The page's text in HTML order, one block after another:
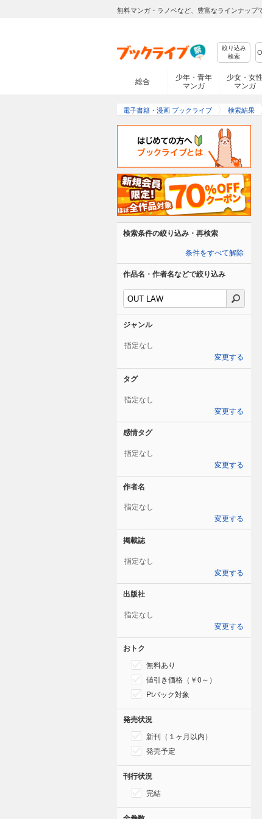
無料マンガ・ラノベなど、豊富なラインナップ
絞り込み
検索
総合
少年・青年
マンガ
少女・女性
マンガ
電子書籍・漫画 ブックライブ 検索結果
検索条件の絞り込み・再検索
条件をすべて解除
作品名・作者名などで絞り込み
ジャンル
指定なし
変更する
タグ
指定なし
変更する
感情タグ
指定なし
変更する
作者名
指定なし
変更する
掲載誌
指定なし
変更する
出版社
指定なし
変更する
おトク
無料あり
値引き価格（￥0～）
Ptバック対象
発売状況
新刊（１ヶ月以内）
発売予定
刊行状況
完結